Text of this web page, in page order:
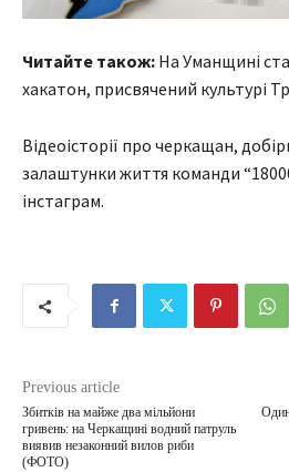
Читайте також: На Уманщині
хакатон, присвячений культурі
Відеоісторії про черкащан,
залаштунки життя команди
інстаграм.
Previous article
Збитків на майже два мільйони
гривень: на Черкащині водний патруль
виявив незаконний вилов риби
(ФОТО)
Один